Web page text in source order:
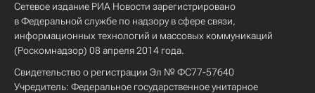
Сетевое издание РИА Новости зарегистрировано
в Федеральной службе по надзору в сфере связи,
информационных технологий и массовых коммуникаций
(Роскомнадзор) 08 апреля 2014 года.
Свидетельство о регистрации Эл № ФС77-57640
Учредитель: Федеральное государственное унитарное